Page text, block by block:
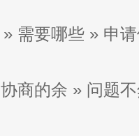
» 需要哪些» 申
协商的余 » 问题